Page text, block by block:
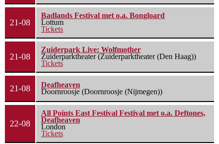
21-08
Badlands Festival met o.a. Bongloard
Lottum
Tickets
21-08
Zuiderpark Live: Wolfmother
Zuiderparktheater (Zuiderparktheater (Den Haag))
Tickets
21-08
Deafheaven
Doornroosje (Doornroosje (Nijmegen))
22-08
All Points East Festival Festival met o.a. Deftones,
Deafheaven
London
Tickets